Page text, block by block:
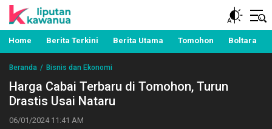
Liputan Kawanua
Berita Manado, Sulawesi Utara, Kawanua, Politik,
Pemerintahan, Hukum Kriminal dan Nasional
Home Berita Terkini Berita Utama Tomohon Boltara
Beranda Bisnis dan Ekonomi
Harga Cabai Terbaru di Tomohon, Turun
Drastis Usai Nataru
06/01/2024 11:41 AM